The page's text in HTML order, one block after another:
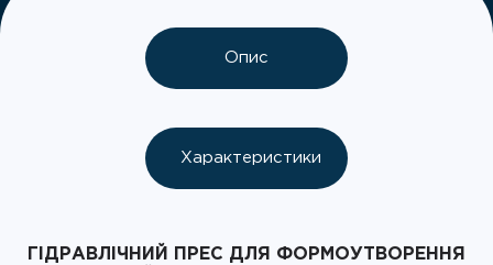
Опис
Характеристики
ГІДРАВЛІЧНИЙ ПРЕС ДЛЯ ФОРМОУТВОРЕННЯ